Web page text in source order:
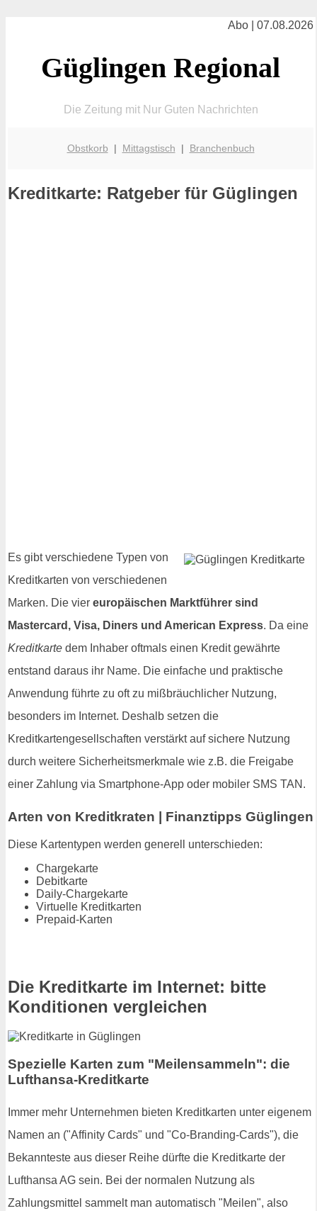
Abo | 07.08.2026
Güglingen Regional
Die Zeitung mit Nur Guten Nachrichten
Obstkorb | Mittagstisch | Branchenbuch
Kreditkarte: Ratgeber für Güglingen
Es gibt verschiedene Typen von
Kreditkarten von verschiedenen
Marken. Die vier europäischen Marktführer sind
Mastercard, Visa, Diners und American Express. Da eine
Kreditkarte dem Inhaber oftmals einen Kredit gewährte
entstand daraus ihr Name. Die einfache und praktische
Anwendung führte zu oft zu mißbräuchlicher Nutzung,
besonders im Internet. Deshalb setzen die
Kreditkartengesellschaften verstärkt auf sichere Nutzung
durch weitere Sicherheitsmerkmale wie z.B. die Freigabe
einer Zahlung via Smartphone-App oder mobiler SMS TAN.
Arten von Kreditkraten | Finanztipps Güglingen
Diese Kartentypen werden generell unterschieden:
Chargekarte
Debitkarte
Daily-Chargekarte
Virtuelle Kreditkarten
Prepaid-Karten
Die Kreditkarte im Internet: bitte
Konditionen vergleichen
Spezielle Karten zum "Meilensammeln": die
Lufthansa-Kreditkarte
Immer mehr Unternehmen bieten Kreditkarten unter eigenem
Namen an ("Affinity Cards" und "Co-Branding-Cards"), die
Bekannteste aus dieser Reihe dürfte die Kreditkarte der
Lufthansa AG sein. Bei der normalen Nutzung als
Zahlungsmittel sammelt man automatisch "Meilen", also